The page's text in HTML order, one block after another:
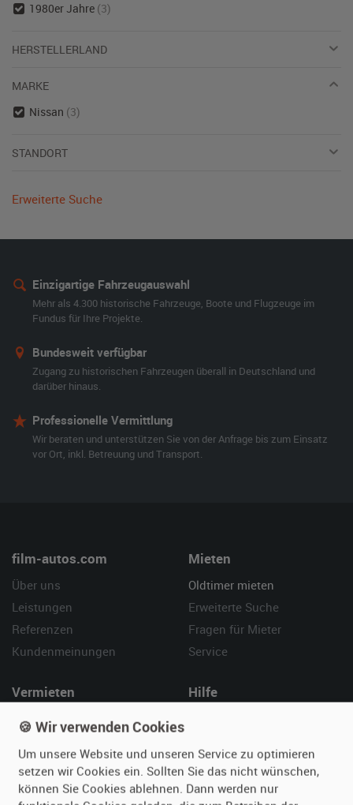
1980er Jahre (3)
HERSTELLERLAND
MARKE
Nissan (3)
STANDORT
Erweiterte Suche
Einzigartige Fahrzeugauswahl
Mehr als 4.300 historische Fahrzeuge, Boote und Flugzeuge im
Fundus für Ihre Projekte.
Bundesweit verfügbar
Zugang zu historischen Fahrzeugen überall in Deutschland und
darüber hinaus.
Professionelle Vermittlung
Wir beraten und unterstützen Sie von der Anfrage bis zum Einsatz
vor Ort, inkl. Betreuung und Transport.
film-autos.com
Über uns
Leistungen
Referenzen
Kundenmeinungen
Mieten
Oldtimer mieten
Erweiterte Suche
Fragen für Mieter
Service
Vermieten
Oldtimer anmelden
Fragen für Vermieter
Inserat verwalten
Hilfe
Kontakt
🍪 Wir verwenden Cookies
Um unsere Website und unseren Service zu optimieren
setzen wir Cookies ein. Sollten Sie das nicht wünschen,
können Sie Cookies ablehnen. Dann werden nur